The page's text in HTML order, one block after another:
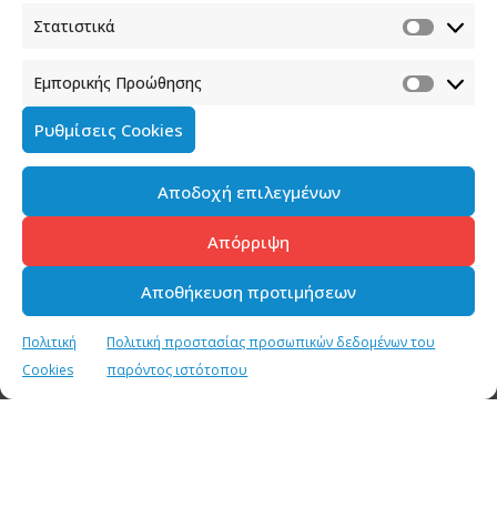
Στατιστικά
Εμπορικής Προώθησης
Ρυθμίσεις Cookies
Αποδοχή επιλεγμένων
Απόρριψη
Αποθήκευση προτιμήσεων
Πολιτική
Cookies
Πολιτική προστασίας προσωπικών δεδομένων του
παρόντος ιστότοπου